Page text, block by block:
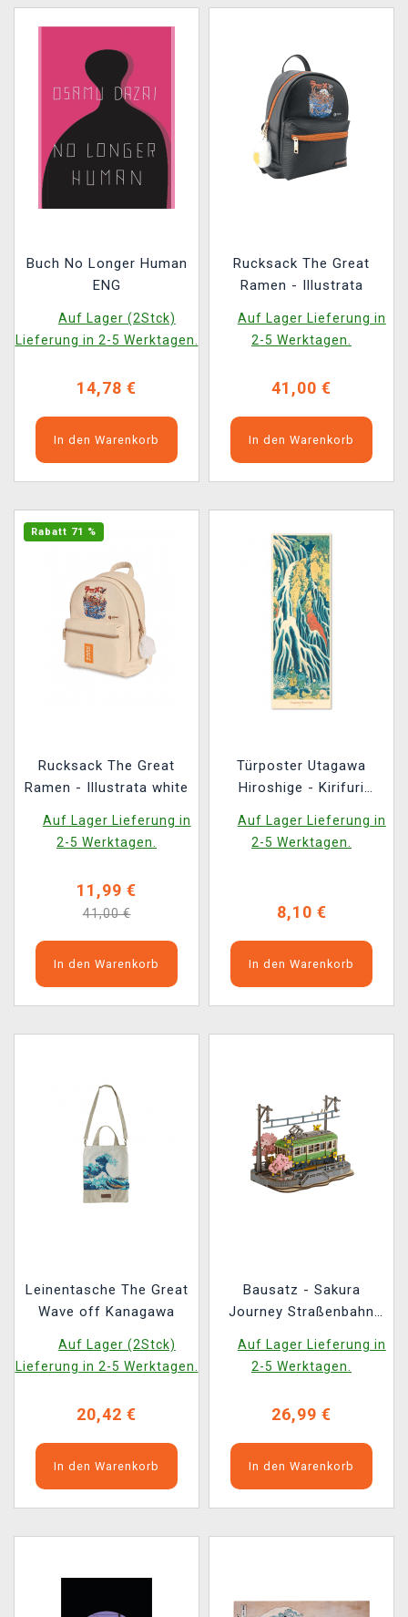
Buch No Longer Human
ENG
Auf Lager (2Stck)
Lieferung in 2-5 Werktagen.
14,78 €
In den Warenkorb
Rucksack The Great
Ramen - Illustrata
Auf Lager Lieferung in
2-5 Werktagen.
41,00 €
In den Warenkorb
Rabatt 71 %
Rucksack The Great
Ramen - Illustrata white
Auf Lager Lieferung in
2-5 Werktagen.
11,99 €
41,00 €
In den Warenkorb
Türposter Utagawa
Hiroshige - Kirifuri
Auf Lager Lieferung in
2-5 Werktagen.
8,10 €
In den Warenkorb
Leinentasche The Great
Wave off Kanagawa
Auf Lager (2Stck)
Lieferung in 2-5 Werktagen.
20,42 €
In den Warenkorb
Bausatz - Sakura
Journey Straßenbahn
Auf Lager Lieferung in
2-5 Werktagen.
26,99 €
In den Warenkorb